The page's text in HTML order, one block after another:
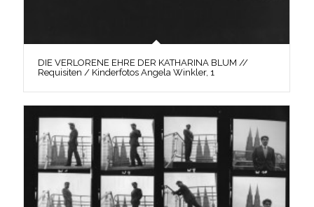
DIE VERLORENE EHRE DER KATHARINA BLUM //
Requisiten / Kinderfotos Angela Winkler, 1